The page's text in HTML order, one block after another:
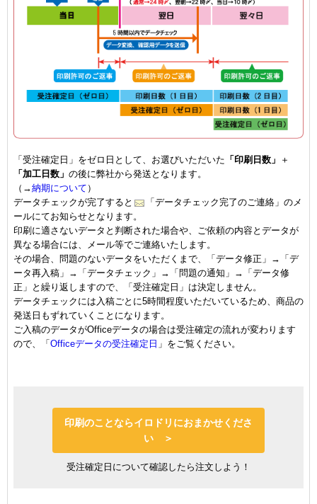
「受注確定日」をゼロ日として、お選びいただいた 「印刷日数」
＋
「加工日数」 の後に弊社から発送となります。
（→納期について ）
データチェックが完了すると
「データチェック完了のご連絡」のメ
ールにてお知らせとなります。
印刷に適さないデータと判断された場合や、ご依頼の内容とデータが
異なる場合には、メール等でご連絡いたします。
その場合、問題のないデータをいただくまで、「データ修正」→「デ
ータ再入稿」→「データチェック」→「問題の通知」→「データ修
正」と繰り返しますので、「受注確定日」は決定しません。
データチェックには入稿ごとに5時間程度いただいているため、商品の
発送日もずれていくことになります。
ご入稿のデータがOfficeデータの場合は受注確定の流れが変わります
ので、「 Officeデータの受注確定日 」をご覧ください。
印刷のことならイロドリにおまかせくださ
い ＞
受注確定日について確認したら注文しよう！